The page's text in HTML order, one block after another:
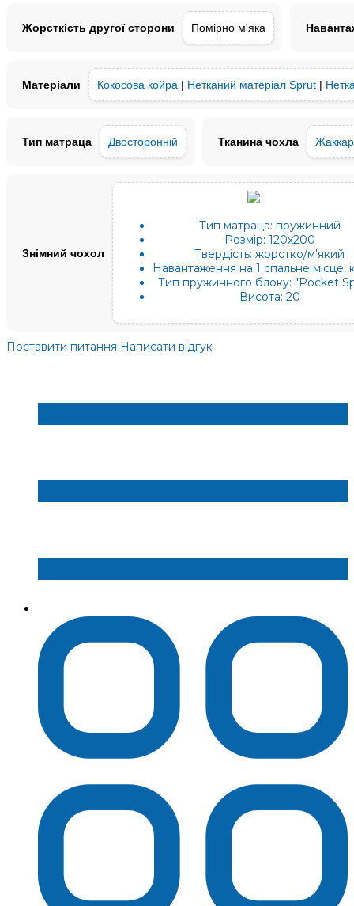
Жорсткість другої сторони Помірно м'яка
Матеріали Кокосова койра | Нетканий матеріал Sprut |
Тип матраца Двосторонній Тканина чохла
Знімний чохол
Тип матраца: пружинний
Розмір: 120х200
Твердість: жорстко/м'який
Навантаження на 1 спальне місце,
Тип пружинного блоку: "Pocket
Висота: 20
Поставити питання Написати відгук